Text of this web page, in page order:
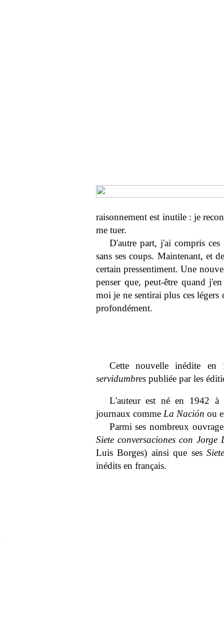
raisonnement est inutile : je
me tuer.
D'autre part, j'ai compris
sans ses coups. Maintenant, et
certain pressentiment. Une
penser que, peut-être quand
moi je ne sentirai plus ces
profondément.
Cette nouvelle inédite
servidumbres publiée par les
L'auteur est né en 1942
journaux comme La Nación ou
Parmi ses nombreux
Siete conversaciones con Jorge
Luis Borges) ainsi que ses
inédits en français.